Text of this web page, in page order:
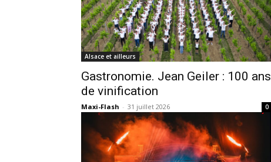
Alsace et ailleurs
Gastronomie. Jean Geiler : 100 ans
de vinification
Maxi-Flash - 31 juillet 2026 0